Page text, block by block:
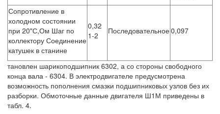
Сопротивление в
холодном состоянии
при 20"С,Ом Шаг по
коллектору Соединение
катушек в станине
0,32
1-2
Последовательное0,097
тановлен шарикоподшипник 6302, а со стороны свободного
конца вала - 6304. В электродвигателе предусмотрена
возможность пополнения смазки подшипниковых узлов без их
разборки. Обмоточные данные двигателя Ш1М приведены в
табл. 4.